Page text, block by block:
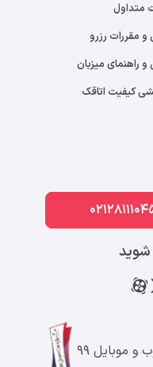
متداول
و مقررات رزرو
و راهنمای میزبان
کیفیت اتاقک
شوید
موبایل ۹۹